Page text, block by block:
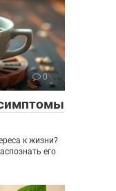
0
к жизни?
его